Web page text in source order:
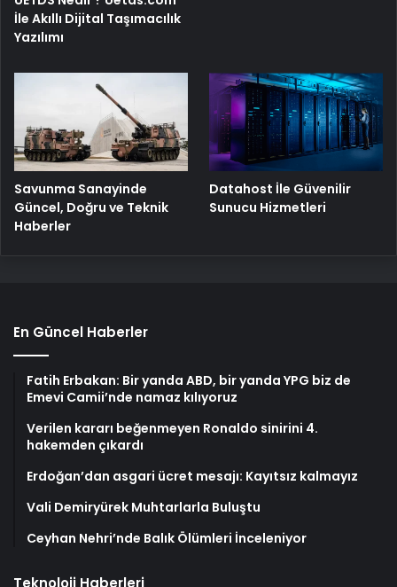
İle Akıllı Dijital Taşımacılık
Yazılımı
Savunma Sanayinde
Güncel, Doğru ve Teknik
Haberler
Datahost İle Güvenilir
Sunucu Hizmetleri
En Güncel Haberler
Fatih Erbakan: Bir yanda ABD, bir yanda YPG biz de
Emevi Camii’nde namaz kılıyoruz
Verilen kararı beğenmeyen Ronaldo sinirini 4.
hakemden çıkardı
Erdoğan’dan asgari ücret mesajı: Kayıtsız kalmayız
Vali Demiryürek Muhtarlarla Buluştu
Ceyhan Nehri’nde Balık Ölümleri İnceleniyor
Teknoloji Haberleri